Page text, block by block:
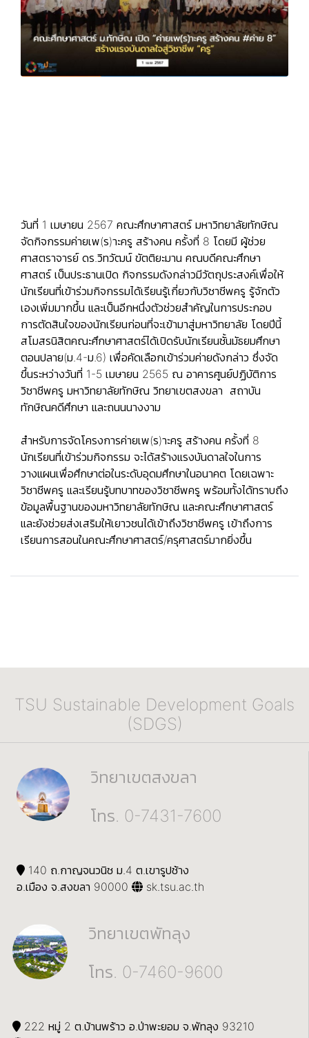
วันที่ 1 เมษายน 2567 คณะศึกษาศาสตร์ มหาวิทยาลัยทักษิณ
จัดกิจกรรมค่ายเพ(ร)าะครู สร้างคน ครั้งที่ 8 โดยมี ผู้ช่วย
ศาสตราจารย์ ดร.วิทวัฒน์ ขัตติยะมาน คณบดีคณะศึกษา
ศาสตร์ เป็นประธานเปิด กิจกรรมดังกล่าวมีวัตถุประสงค์เพื่อให้
นักเรียนที่เข้าร่วมกิจกรรมได้เรียนรู้เกี่ยวกับวิชาชีพครู รู้จักตัว
เองเพิ่มมากขึ้น และเป็นอีกหนึ่งตัวช่วยสำคัญในการประกอบ
การตัดสินใจของนักเรียนก่อนที่จะเข้ามาสู่มหาวิทยาลัย โดยปีนี้
สโมสรนิสิตคณะศึกษาศาสตร์ได้เปิดรับนักเรียนชั้นมัธยมศึกษา
ตอนปลาย(ม.4-ม.6) เพื่อคัดเลือกเข้าร่วมค่ายดังกล่าว ซึ่งจัด
ขึ้นระหว่างวันที่ 1-5 เมษายน 2565 ณ อาคารศูนย์ปฏิบัติการ
วิชาชีพครู มหาวิทยาลัยทักษิณ วิทยาเขตสงขลา สถาบัน
ทักษิณคดีศึกษา และถนนนางงาม
สำหรับการจัดโครงการค่ายเพ(ร)าะครู สร้างคน ครั้งที่ 8
นักเรียนที่เข้าร่วมกิจกรรม จะได้สร้างแรงบันดาลใจในการ
วางแผนเพื่อศึกษาต่อในระดับอุดมศึกษาในอนาคต โดยเฉพาะ
วิชาชีพครู และเรียนรู้บทบาทของวิชาชีพครู พร้อมทั้งได้ทราบถึง
ข้อมูลพื้นฐานของมหาวิทยาลัยทักษิณ และคณะศึกษาศาสตร์
และยังช่วยส่งเสริมให้เยาวชนได้เข้าถึงวิชาชีพครู เข้าถึงการ
เรียนการสอนในคณะศึกษาศาสตร์/ครุศาสตร์มากยิ่งขึ้น
TSU Sustainable Development Goals
(SDGS)
วิทยาเขตสงขลา
โทร. 0-7431-7600
140 ถ.กาญจนวนิช ม.4 ต.เขารูปช้าง
อ.เมือง จ.สงขลา 90000
sk.tsu.ac.th
วิทยาเขตพัทลุง
โทร. 0-7460-9600
222 หมู่ 2 ต.บ้านพร้าว อ.ป่าพะยอม จ.พัทลุง 93210